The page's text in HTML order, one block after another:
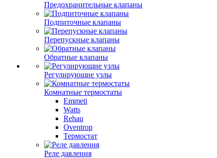
Предохранительные клапаны
Подпиточные клапаны
Перепускные клапаны
Обратные клапаны
Регулирующие узлы
Комнатные термостаты
Emmeti
Watts
Rehau
Oventrop
Термостат
Реле давления